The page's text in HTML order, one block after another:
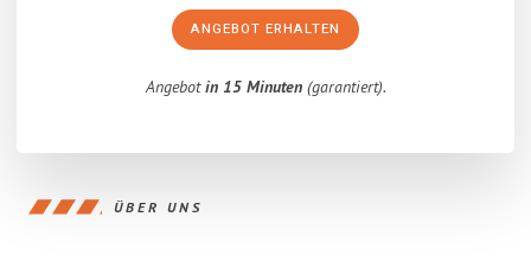
ANGEBOT ERHALTEN
Angebotin 15 Minuten(garantiert).
ÜBER UNS